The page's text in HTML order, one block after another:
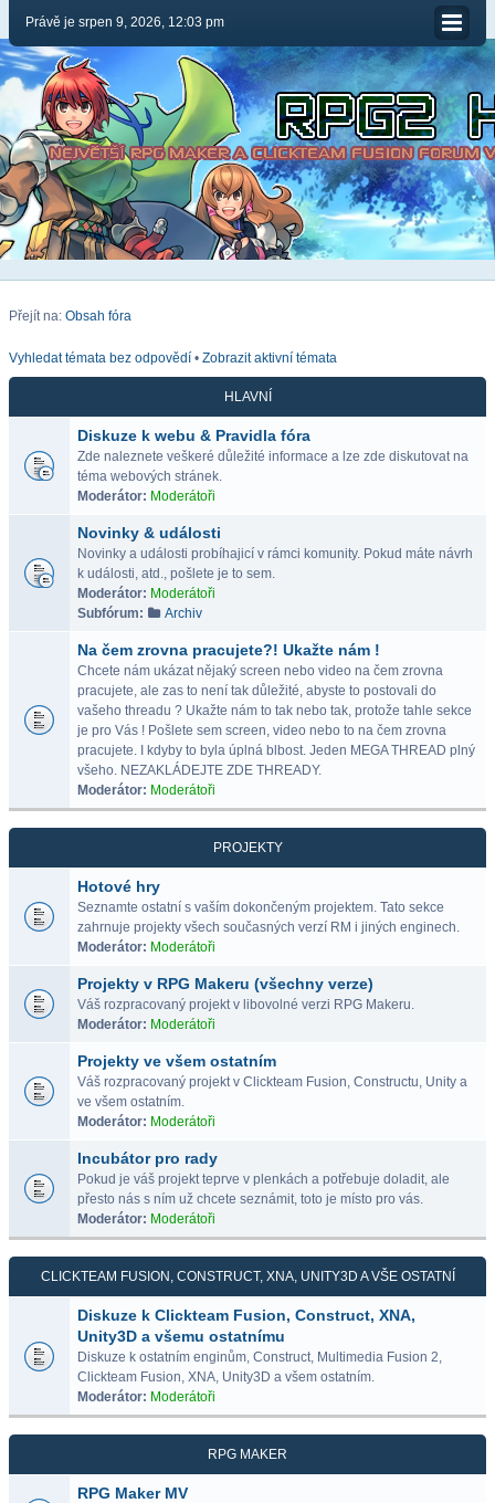
Právě je srpen 9, 2026, 12:03 pm
Přejít na: Obsah fóra
Vyhledat témata bez odpovědí • Zobrazit aktivní témata
HLAVNÍ
Diskuze k webu & Pravidla fóra
Zde naleznete veškeré důležité informace a lze zde diskutovat na
téma webových stránek.
Moderátor: Moderátoři
Novinky & události
Novinky a události probíhajicí v rámci komunity. Pokud máte návrh
k události, atd., pošlete je to sem.
Moderátor: Moderátoři
Subfórum:
Archiv
Na čem zrovna pracujete?! Ukažte nám !
Chcete nám ukázat nějaký screen nebo video na čem zrovna
pracujete, ale zas to není tak důležité, abyste to postovali do
vašeho threadu ? Ukažte nám to tak nebo tak, protože tahle sekce
je pro Vás ! Pošlete sem screen, video nebo to na čem zrovna
pracujete. I kdyby to byla úplná blbost. Jeden MEGA THREAD plný
všeho. NEZAKLÁDEJTE ZDE THREADY.
Moderátor: Moderátoři
PROJEKTY
Hotové hry
Seznamte ostatní s vaším dokončeným projektem. Tato sekce
zahrnuje projekty všech současných verzí RM i jiných enginech.
Moderátor: Moderátoři
Projekty v RPG Makeru (všechny verze)
Váš rozpracovaný projekt v libovolné verzi RPG Makeru.
Moderátor: Moderátoři
Projekty ve všem ostatním
Váš rozpracovaný projekt v Clickteam Fusion, Constructu, Unity a
ve všem ostatním.
Moderátor: Moderátoři
Incubátor pro rady
Pokud je váš projekt teprve v plenkách a potřebuje doladit, ale
přesto nás s ním už chcete seznámit, toto je místo pro vás.
Moderátor: Moderátoři
CLICKTEAM FUSION, CONSTRUCT, XNA, UNITY3D A VŠE OSTATNÍ
Diskuze k Clickteam Fusion, Construct, XNA,
Unity3D a všemu ostatnímu
Diskuze k ostatním enginům, Construct, Multimedia Fusion 2,
Clickteam Fusion, XNA, Unity3D a všem ostatním.
Moderátor: Moderátoři
RPG MAKER
RPG Maker MV